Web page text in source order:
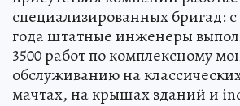
специализированных бригад: с
года штатные инженеры
3500 работ по комплексному
обслуживанию на
мачтах, на крышах зданий и